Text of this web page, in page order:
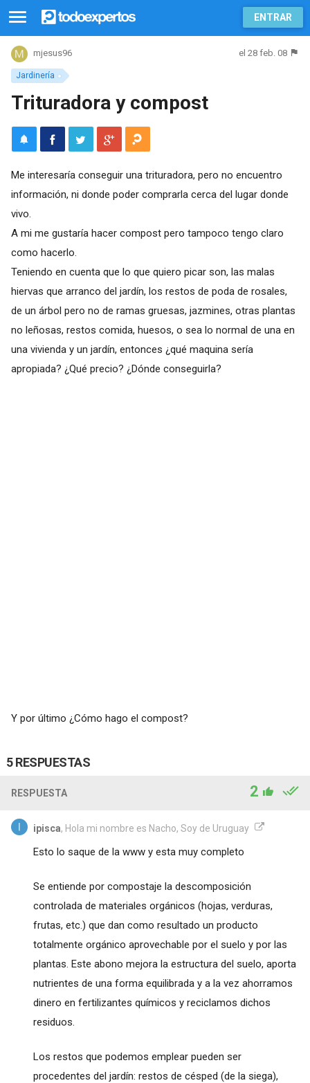
ENTRAR
Jardinería
mjesus96 el 28 feb. 08
Trituradora y compost
Me interesaría conseguir una trituradora, pero no encuentro
información, ni donde poder comprarla cerca del lugar donde
vivo.
A mi me gustaría hacer compost pero tampoco tengo claro
como hacerlo.
Teniendo en cuenta que lo que quiero picar son, las malas
hiervas que arranco del jardín, los restos de poda de rosales,
de un árbol pero no de ramas gruesas, jazmines, otras plantas
no leñosas, restos comida, huesos, o sea lo normal de una en
una vivienda y un jardín, entonces ¿qué maquina sería
apropiada? ¿Qué precio? ¿Dónde conseguirla?
Y por último ¿Cómo hago el compost?
5 RESPUESTAS
RESPUESTA 2
ipisca, Hola mi nombre es Nacho, Soy de Uruguay
Esto lo saque de la www y esta muy completo
Se entiende por compostaje la descomposición
controlada de materiales orgánicos (hojas, verduras,
frutas, etc.) que dan como resultado un producto
totalmente orgánico aprovechable por el suelo y por las
plantas. Este abono mejora la estructura del suelo, aporta
nutrientes de una forma equilibrada y a la vez ahorramos
dinero en fertilizantes químicos y reciclamos dichos
residuos.
Los restos que podemos emplear pueden ser
procedentes del jardín: restos de césped (de la siega),